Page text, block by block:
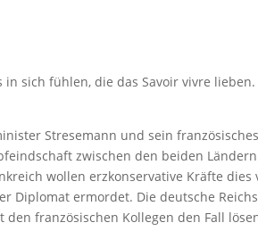
in sich fühlen, die das Savoir vivre
Stresemann und sein
zwischen den beiden
wollen erzkonservative Kräfte
Diplomat ermordet. Die deutsche
französischen Kollegen den Fall